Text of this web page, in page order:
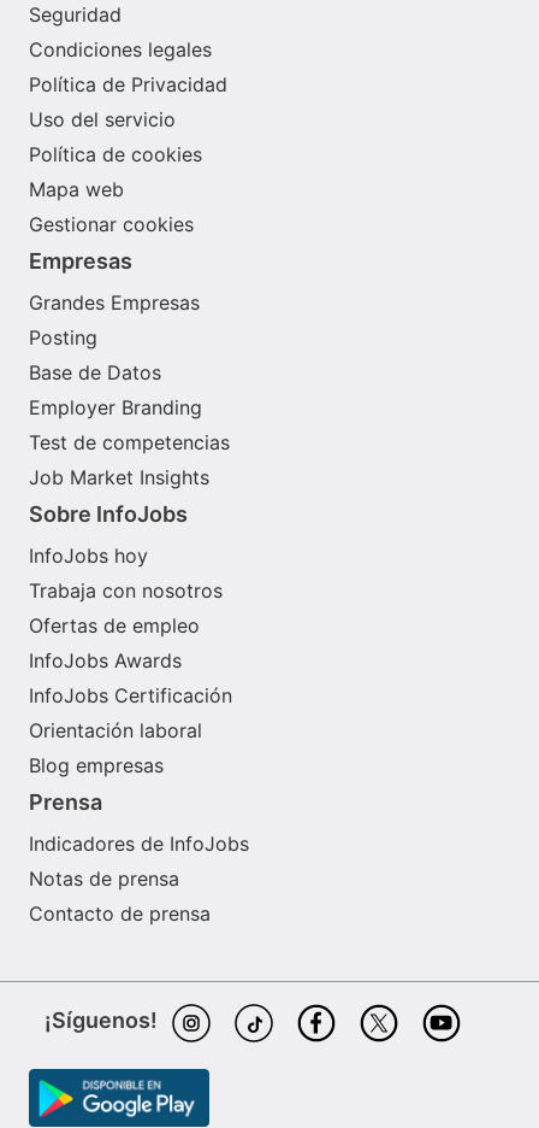
Seguridad
Condiciones legales
Política de Privacidad
Uso del servicio
Política de cookies
Mapa web
Gestionar cookies
Empresas
Grandes Empresas
Posting
Base de Datos
Employer Branding
Test de competencias
Job Market Insights
Sobre InfoJobs
InfoJobs hoy
Trabaja con nosotros
Ofertas de empleo
InfoJobs Awards
InfoJobs Certificación
Orientación laboral
Blog empresas
Prensa
Indicadores de InfoJobs
Notas de prensa
Contacto de prensa
¡Síguenos!